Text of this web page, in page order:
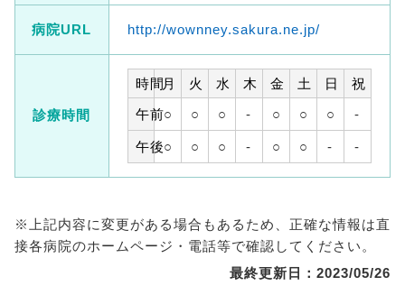
病院URL http://wownney.sakura.ne.jp/
診療時間
時間月 火 水 木 金 土 日
祝
午前○ ○ ○ - ○ ○ ○ -
午後○ ○ ○ - ○ ○ - -
※上記内容に変更がある場合もあるため、正確な情報は直
接各病院のホームページ・電話等で確認してください。
最終更新日：2023/05/26